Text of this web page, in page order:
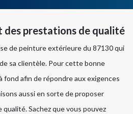
des prestations de qualité
de peinture extérieure du 87130 qui
sa clientèle. Pour cette bonne
fond afin de répondre aux exigences
aussi en sorte de proposer
Sachez que vous pouvez